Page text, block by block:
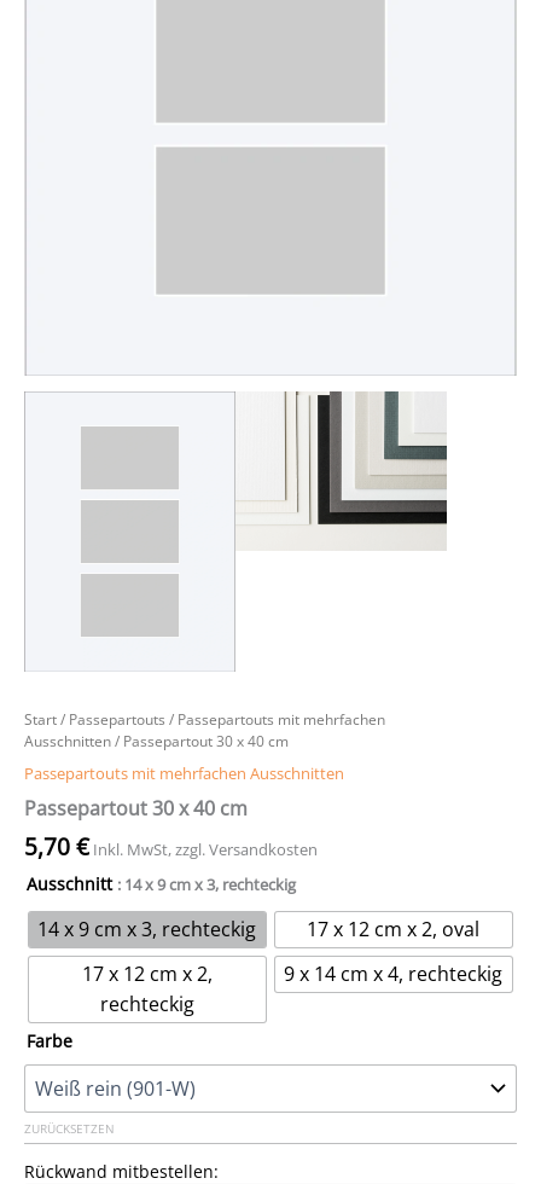
Start/ Passepartouts / Passepartouts mit mehrfachen
Ausschnitten/ Passepartout 30 x 40 cm
Passepartouts mit mehrfachen Ausschnitten
Passepartout 30 x 40 cm
5,70€ Inkl. MwSt, zzgl. Versandkosten
Ausschnitt : 14 x 9 cm x 3, rechteckig
14 x 9 cm x 3, rechteckig
17 x 12 cm x 2, oval
17 x 12 cm x 2,
rechteckig
9 x 14 cm x 4, rechteckig
Farbe
ZURÜCKSETZEN
Rückwand mitbestellen: